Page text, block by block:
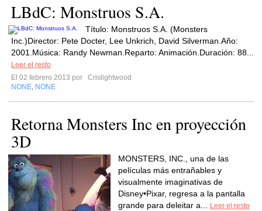
LBdC: Monstruos S.A.
Título: Monstruos S.A. (Monsters
Inc.)Director: Pete Docter, Lee Unkrich, David Silverman.Año:
2001.Música: Randy Newman.Reparto: Animación.Duración: 88...
Leer el resto
El 02 febrero 2013 por
Crislightwood
NONE NONE
Retorna Monsters Inc en proyección
3D
MONSTERS, INC., una de las
películas más entrañables y
visualmente imaginativas de
Disney•Pixar, regresa a la pantalla
grande para deleitar a...
Leer el resto